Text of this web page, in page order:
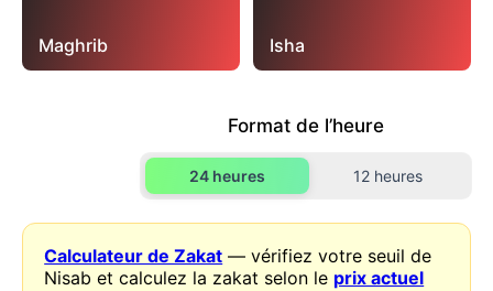
Maghrib Isha
Format de l’heure
24 heures 12 heures
Calculateur de Zakat — vérifiez votre seuil de
Nisab et calculez la zakat selon le prix actuel